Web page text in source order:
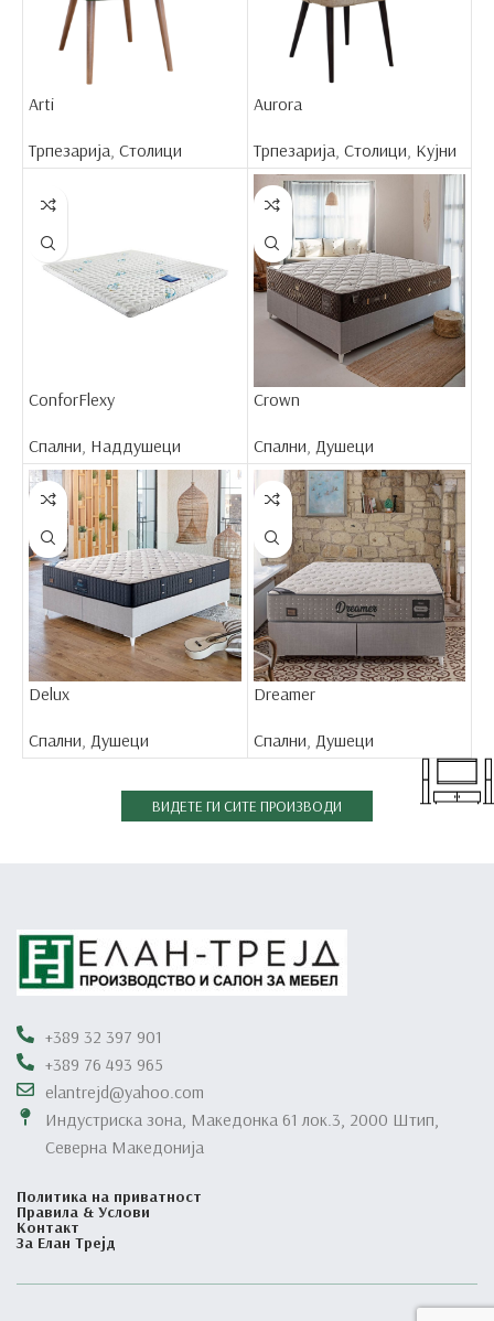
Arti
Трпезарија,Столици
Aurora
Трпезарија, Столици, Кујни
ConforFlexy
Спални Наддушеци
Crown
Спални Душеци
Delux
Спални,Душеци
Dreamer
Спални, Душеци
ВИДЕТЕ ГИ СИТЕ ПРОИЗВОДИ
+389 32 397 901
+389 76 493 965
elantrejd@yahoo.com
Индустриска зона, Македонка 61 лок.3, 2000 Штип,
Северна Македонија
Политика на приватност
Правила & Услови
Контакт
За Елан Трејд